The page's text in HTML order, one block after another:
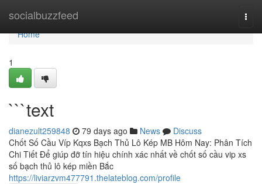
socialbuzzfeed
Home
Home
1
```text
dianezult259848 79 days ago News
Discuss
Chốt Số Cầu Víp Kqxs Bạch Thủ Lô Kép MB Hôm Nay: Phân Tích
Chi Tiết Để giúp đỡ tín hiệu chính xác nhất về chốt số cầu vip xs
số bạch thủ lô kép miền Bắc
https://liviarzvm477791.thelateblog.com/profile